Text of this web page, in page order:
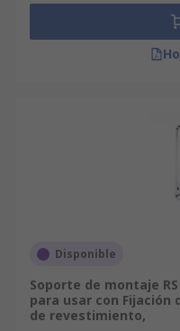
Disponible
Soporte de montaje
para usar con Fijación
de revestimiento,